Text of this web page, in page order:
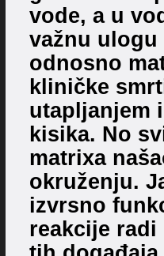
vode, a u
važnu
odnosno
kliničke
utapljanjem
kisika. No
matrixa
okruženju.
izvrsno
reakcije